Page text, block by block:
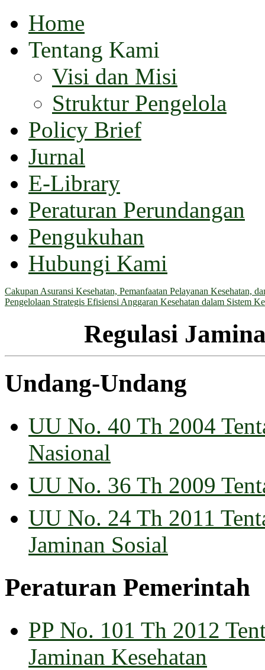
Home
Tentang Kami
Visi dan Misi
Struktur Pengelola
Policy Brief
Jurnal
E-Library
Peraturan Perundangan
Pengukuhan
Hubungi Kami
Cakupan Asuransi Kesehatan, Pemanfaatan Pelayanan Kesehatan,
Pengelolaan Strategis Efisiensi Anggaran Kesehatan dalam Sistem
Regulasi
Undang-Undang
UU No. 40 Th 2004
Nasional
UU No. 36 Th 2009
UU No. 24 Th 2011
Jaminan Sosial
Peraturan Pemerintah
PP No. 101 Th 2012
Jaminan Kesehatan